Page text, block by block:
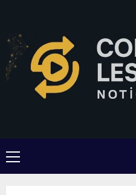
content
Primary
Menu